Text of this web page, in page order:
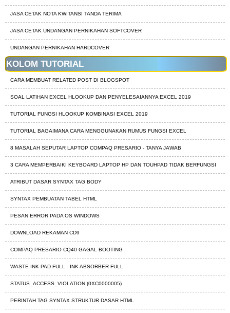
JASA CETAK NOTA KWITANSI TANDA TERIMA
JASA CETAK UNDANGAN PERNIKAHAN SOFTCOVER
UNDANGAN PERNIKAHAN HARDCOVER
KOLOM TUTORIAL
CARA MEMBUAT RELATED POST DI BLOGSPOT
SOAL LATIHAN EXCEL HLOOKUP DAN PENYELESAIANNYA EXCEL 2019
TUTORIAL FUNGSI HLOOKUP KOMBINASI EXCEL 2019
TUTORIAL BAGAIMANA CARA MENGGUNAKAN RUMUS FUNGSI EXCEL
8 MASALAH SEPUTAR LAPTOP COMPAQ PRESARIO - TANYA JAWAB
3 CARA MEMPERBAIKI KEYBOARD LAPTOP HP DAN TOUHPAD TIDAK BERFUNGSI
ATRIBUT DASAR SYNTAX TAG BODY
SYNTAX PEMBUATAN TABEL HTML
PESAN ERROR PADA OS WINDOWS
DOWNLOAD REKAMAN CD9
COMPAQ PRESARIO CQ40 GAGAL BOOTING
WASTE INK PAD FULL - INK ABSORBER FULL
STATUS_ACCESS_VIOLATION (0XC0000005)
PERINTAH TAG SYNTAX STRUKTUR DASAR HTML